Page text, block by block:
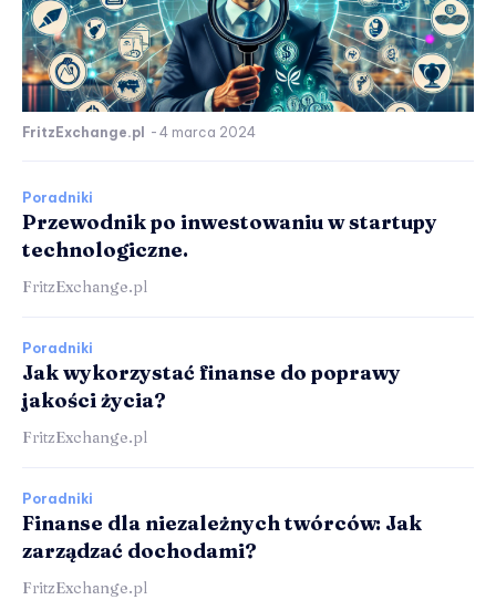
FritzExchange.pl - 4 marca 2024
Poradniki
Przewodnik po inwestowaniu w startupy
technologiczne.
FritzExchange.pl
Poradniki
Jak wykorzystać finanse do poprawy
jakości życia?
FritzExchange.pl
Poradniki
Finanse dla niezależnych twórców: Jak
zarządzać dochodami?
FritzExchange.pl